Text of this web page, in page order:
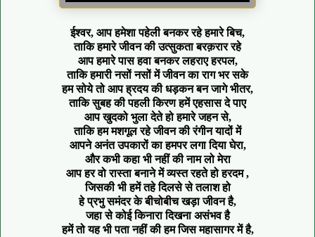
ईश्वर, आप हमेशा पहेली बनकर रहे हमारे बिच,
ताकि हमारे जीवन की उत्सुकता बरक़रार रहे
आप हमारे पास हवा बनकर लहराए हरपल,
ताकि हमारी नसों नसों में जीवन का राग भर सके
हम सोये तो आप ह्रदय की धड़कन बन जागे भीतर,
ताकि सुबह की पहली किरण हमें एहसास दे पाए
आप खुदको भुला देते हो हमारे जहन से,
ताकि हम मशगूल रहे जीवन की रंगीन यादों में
आपने अनंत उपकारों का हमपर लगा दिया घेरा,
और कभी कहा भी नहीं की नाम लो मेरा
आप हर वो रास्ता बनाने में व्यस्त रहते हो हरदम ,
जिसकी भी हमें तहे दिलसे से तलाश हो
हे प्रभु समंदर के बीचोबीच खड़ा जीवन है,
जहा से कोई किनारा दिखना असंभव है
हमें तो यह भी पता नहीं की हम जिस महासागर में है,